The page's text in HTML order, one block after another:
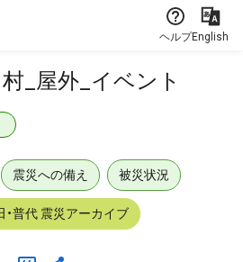
ヘルプEnglish
_屋外_イベント
震災への備え 被災状況
・普代 震災アーカイブ